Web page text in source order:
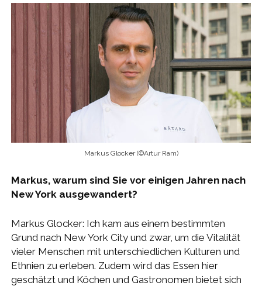
Markus Glocker (©Artur Ram)
Markus, warum sind Sie vor einigen Jahren nach
New York ausgewandert?
Markus Glocker: Ich kam aus einem bestimmten
Grund nach New York City und zwar, um die Vitalität
vieler Menschen mit unterschiedlichen Kulturen und
Ethnien zu erleben. Zudem wird das Essen hier
geschätzt und Köchen und Gastronomen bietet sich